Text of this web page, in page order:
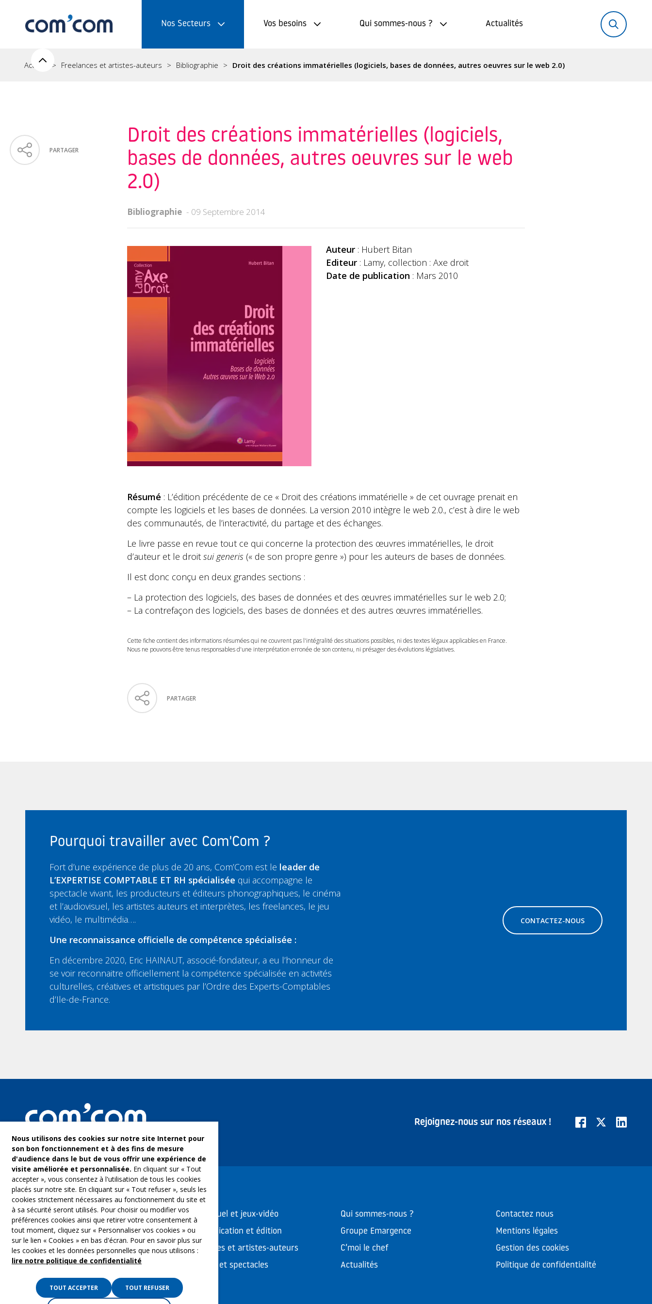
Nos Secteurs Vos besoins Qui sommes-nous ? Actualités
Rechercher:
Accueil Freelances et artistes-auteurs Bibliographie Droit des créations immatérielles (logiciels, bases de données, autres oeuvres sur le web 2.0)
Droit des créations immatérielles (logiciels,
bases de données, autres oeuvres sur le web
2.0)
Bibliographie 09 Septembre 2014
PARTAGER
Auteur : Hubert Bitan
Editeur : Lamy, collection : Axe droit
Date de publication : Mars 2010
Résumé : L’édition précédente de ce « Droit des créations immatérielle » de cet ouvrage prenait en
compte les logiciels et les bases de données. La version 2010 intègre le web 2.0., c’est à dire le web
des communautés, de l’interactivité, du partage et des échanges.
Le livre passe en revue tout ce qui concerne la protection des œuvres immatérielles, le droit
d’auteur et le droit sui generis (« de son propre genre ») pour les auteurs de bases de données.
Il est donc conçu en deux grandes sections :
– La protection des logiciels, des bases de données et des œuvres immatérielles sur le web 2.0;
– La contrefaçon des logiciels, des bases de données et des autres œuvres immatérielles.
Cette fiche contient des informations résumées qui ne couvrent pas l'intégralité des situations possibles, ni des textes légaux applicables en France.
Nous ne pouvons être tenus responsables d'une interprétation erronée de son contenu, ni présager des évolutions législatives.
PARTAGER
Pourquoi travailler avec Com'Com ?
Fort d’une expérience de plus de 20 ans, Com’Com est le leader de
L’EXPERTISE COMPTABLE ET RH spécialisée qui accompagne le
spectacle vivant, les producteurs et éditeurs phonographiques, le cinéma
et l’audiovisuel, les artistes auteurs et interprètes, les freelances, le jeu
vidéo, le multimédia….
Une reconnaissance officielle de compétence spécialisée :
En décembre 2020, Eric HAINAUT, associé-fondateur, a eu l’honneur de
se voir reconnaitre officiellement la compétence spécialisée en activités
culturelles, créatives et artistiques par l’Ordre des Experts-Comptables
d’Ile-de-France.
CONTACTEZ-NOUS
Rejoignez-nous sur nos réseaux !
COM’COM
Groupe Emargence
141 avenue de Wagram
75017 Paris
Tél. :01 53 19 00 00
Audiovisuel et jeux-vidéo
Communication et édition
Freelances et artistes-auteurs
Musique et spectacles
Qui sommes-nous ?
Groupe Emargence
C’moi le chef
Actualités
Contactez nous
Mentions légales
Gestion des cookies
Politique de confidentialité
Nous utilisons des cookies sur notre site Internet pour
son bon fonctionnement et à des fins de mesure
d'audience dans le but de vous offrir une expérience de
visite améliorée et personnalisée. En cliquant sur « Tout
accepter », vous consentez à l'utilisation de tous les cookies
placés sur notre site. En cliquant sur « Tout refuser », seuls les
cookies strictement nécessaires au fonctionnement du site et
à sa sécurité seront utilisés. Pour choisir ou modifier vos
préférences cookies ainsi que retirer votre consentement à
tout moment, cliquez sur « Personnaliser vos cookies » ou
sur le lien « Cookies » en bas d'écran. Pour en savoir plus sur
les cookies et les données personnelles que nous utilisons :
lire notre politique de confidentialité
TOUT ACCEPTER TOUT REFUSER